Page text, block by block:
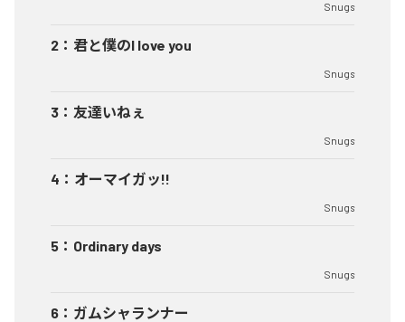
Snugs
2 ： 君と僕のI love you
Snugs
3 ： 友達いねぇ
Snugs
4 ： オーマイガッ!!
Snugs
5 ： Ordinary days
Snugs
6 ： ガムシャランナー